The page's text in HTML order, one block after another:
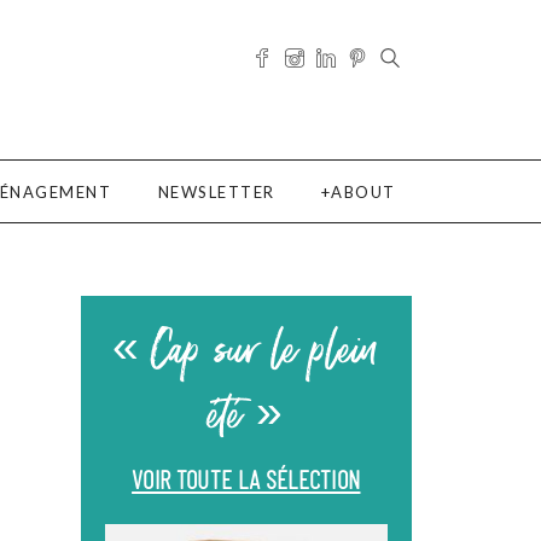
NEWSLETTER ABOUT
« Cap sur le plein
été »
VOIR TOUTE LA SÉLECTION